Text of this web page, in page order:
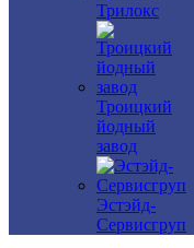
Трилокс
Троицкий
йодный
завод
Эстэйд-
Сервисгруп